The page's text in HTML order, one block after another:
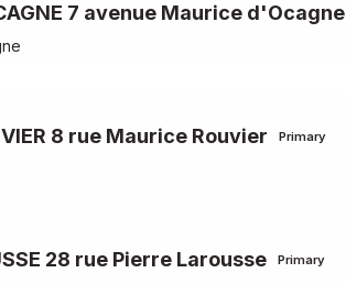
7 avenue Maurice d'Ocagne
8 rue Maurice Rouvier Primary
28 rue Pierre Larousse Primary